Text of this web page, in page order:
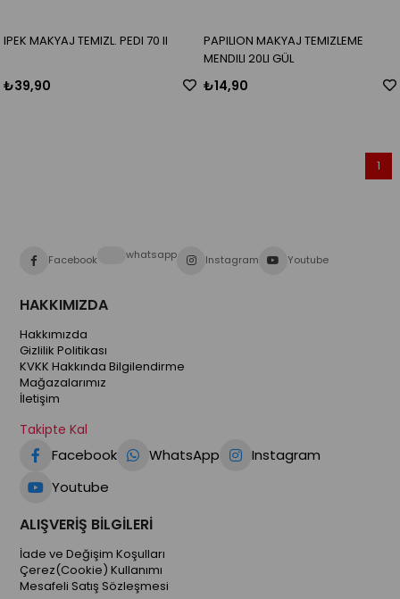
IPEK MAKYAJ TEMIZL. PEDI 70 lI
₺39,90
PAPILION MAKYAJ TEMIZLEME
MENDILI 20LI GÜL
₺14,90
1
Facebook whatsapp Instagram Youtube
HAKKIMIZDA
Hakkımızda
Gizlilik Politikası
KVKK Hakkında Bilgilendirme
Mağazalarımız
İletişim
Takipte Kal
Facebook WhatsApp
Instagram
Youtube
ALIŞVERİŞ BİLGİLERİ
İade ve Değişim Koşulları
Çerez(Cookie) Kullanımı
Mesafeli Satış Sözleşmesi